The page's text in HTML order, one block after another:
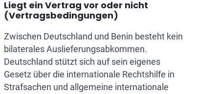
Liegt ein Vertrag vor oder nicht
(Vertragsbedingungen)
Zwischen Deutschland und Benin besteht kein
bilaterales Auslieferungsabkommen.
Deutschland stützt sich auf sein eigenes
Gesetz über die internationale Rechtshilfe in
Strafsachen und allgemeine internationale